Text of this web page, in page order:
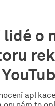
o